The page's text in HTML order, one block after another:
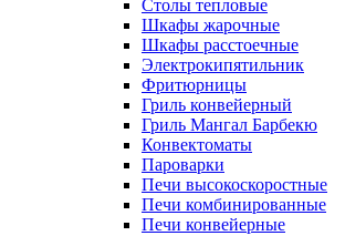
Столы тепловые
Шкафы жарочные
Шкафы расстоечные
Электрокипятильник
Фритюрницы
Гриль конвейерный
Гриль Мангал Барбекю
Конвектоматы
Пароварки
Печи высокоскоростные
Печи комбинированные
Печи конвейерные